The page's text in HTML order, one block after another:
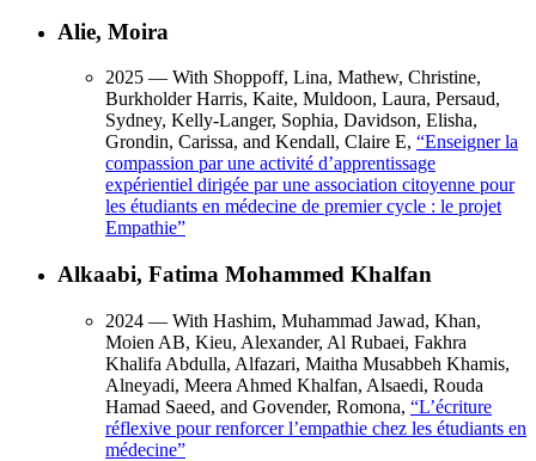
Alie, Moira
2025 — With Shoppoff, Lina, Mathew, Christine,
Burkholder Harris, Kaite, Muldoon, Laura, Persaud,
Sydney, Kelly-Langer, Sophia, Davidson, Elisha,
Grondin, Carissa, and Kendall, Claire E, “Enseigner la
compassion par une activité d’apprentissage
expérientiel dirigée par une association citoyenne pour
les étudiants en médecine de premier cycle : le projet
Empathie”
Alkaabi, Fatima Mohammed Khalfan
2024 — With Hashim, Muhammad Jawad, Khan,
Moien AB, Kieu, Alexander, Al Rubaei, Fakhra
Khalifa Abdulla, Alfazari, Maitha Musabbeh Khamis,
Alneyadi, Meera Ahmed Khalfan, Alsaedi, Rouda
Hamad Saeed, and Govender, Romona, “L’écriture
réflexive pour renforcer l’empathie chez les étudiants en
médecine”